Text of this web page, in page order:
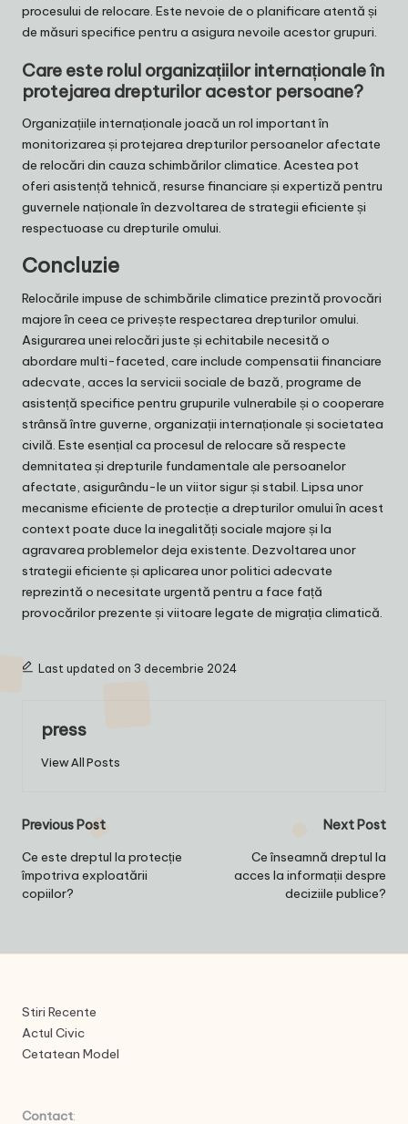
procesului de relocare. Este nevoie de o planificare atentă și
de măsuri specifice pentru a asigura nevoile acestor grupuri.
Care este rolul organizațiilor internaționale în
protejarea drepturilor acestor persoane?
Organizațiile internaționale joacă un rol important în
monitorizarea și protejarea drepturilor persoanelor afectate
de relocări din cauza schimbărilor climatice. Acestea pot
oferi asistență tehnică, resurse financiare și expertiză pentru
guvernele naționale în dezvoltarea de strategii eficiente și
respectuoase cu drepturile omului.
Concluzie
Relocările impuse de schimbările climatice prezintă provocări
majore în ceea ce privește respectarea drepturilor omului.
Asigurarea unei relocări juste și echitabile necesită o
abordare multi-faceted, care include compensatii financiare
adecvate, acces la servicii sociale de bază, programe de
asistență specifice pentru grupurile vulnerabile și o cooperare
strânsă între guverne, organizații internaționale și societatea
civilă. Este esențial ca procesul de relocare să respecte
demnitatea și drepturile fundamentale ale persoanelor
afectate, asigurându-le un viitor sigur și stabil. Lipsa unor
mecanisme eficiente de protecție a drepturilor omului în acest
context poate duce la inegalități sociale majore și la
agravarea problemelor deja existente. Dezvoltarea unor
strategii eficiente și aplicarea unor politici adecvate
reprezintă o necesitate urgentă pentru a face față
provocărilor prezente și viitoare legate de migrația climatică.
Last updated on 3 decembrie 2024
press
View All Posts
Post
navigation
Previous Post
Ce este dreptul la protecție
împotriva exploatării
copiilor?
Next Post
Ce înseamnă dreptul la
acces la informații despre
deciziile publice?
Stiri Recente
Actul Civic
Cetatean Model
Contact: